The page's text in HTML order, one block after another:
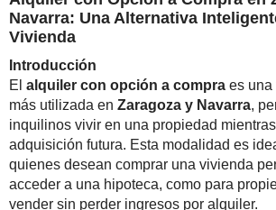
Navarra: Una Alternativa
Vivienda
Introducción
El alquiler con opción a compra es una
más utilizada en Zaragoza y Navarra,
inquilinos vivir en una propiedad
adquisición futura. Esta modalidad es
quienes desean comprar una vivienda
acceder a una hipoteca, como para
vender sin perder ingresos por alquiler.